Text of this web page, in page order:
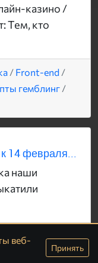
казино /
Тем, кто
/ Front-end /
гемблинг /
14 февраля...
наши
веб-
Принять